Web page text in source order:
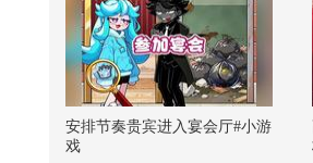
安排节奏贵宾进入宴会厅#小游
戏